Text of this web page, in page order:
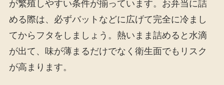
が繁殖しやすい条件が揃っています。お弁当に詰
める際は、必ずバットなどに広げて完全に冷まし
てからフタをしましょう。熱いまま詰めると水滴
が出て、味が薄まるだけでなく衛生面でもリスク
が高まります。